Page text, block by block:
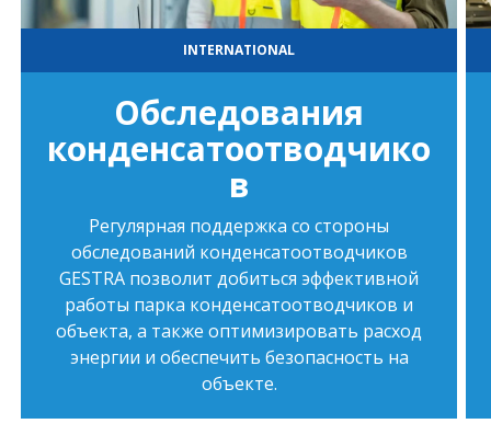
INTERNATIONAL
Обследования
конденсатоотводчико
в
Регулярная поддержка со стороны
обследований конденсатоотводчиков
GESTRA позволит добиться эффективной
работы парка конденсатоотводчиков и
объекта, а также оптимизировать расход
энергии и обеспечить безопасность на
объекте.